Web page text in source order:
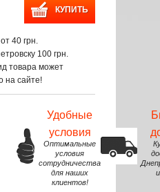
40 грн.
100 грн.
товара может
на сайте!
Удобные
условия
Оптимальные
условия
сотрудничества
для наших
клиентов!